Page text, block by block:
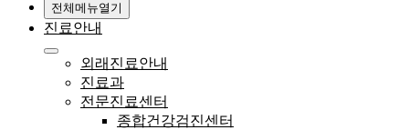
전체메뉴열기
진료안내
외래진료안내
진료과
전문진료센터
종합건강검진센터